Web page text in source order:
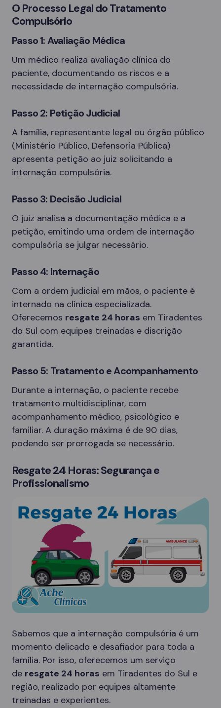
O Processo Legal do Tratamento
Compulsório
Passo 1: Avaliação Médica
Um médico realiza avaliação clínica do
paciente, documentando os riscos e a
necessidade de internação compulsória.
Passo 2: Petição Judicial
A família, representante legal ou órgão público
(Ministério Público, Defensoria Pública)
apresenta petição ao juiz solicitando a
internação compulsória.
Passo 3: Decisão Judicial
O juiz analisa a documentação médica e a
petição, emitindo uma ordem de internação
compulsória se julgar necessário.
Passo 4: Internação
Com a ordem judicial em mãos, o paciente é
internado na clínica especializada.
Oferecemos resgate 24 horas em Tiradentes
do Sul com equipes treinadas e discrição
garantida.
Passo 5: Tratamento e Acompanhamento
Durante a internação, o paciente recebe
tratamento multidisciplinar, com
acompanhamento médico, psicológico e
familiar. A duração máxima é de 90 dias,
podendo ser prorrogada se necessário.
Resgate 24 Horas: Segurança e
Profissionalismo
Sabemos que a internação compulsória é um
momento delicado e desafiador para toda a
família. Por isso, oferecemos um serviço
de resgate 24 horas em Tiradentes do Sul e
região, realizado por equipes altamente
treinadas e experientes.